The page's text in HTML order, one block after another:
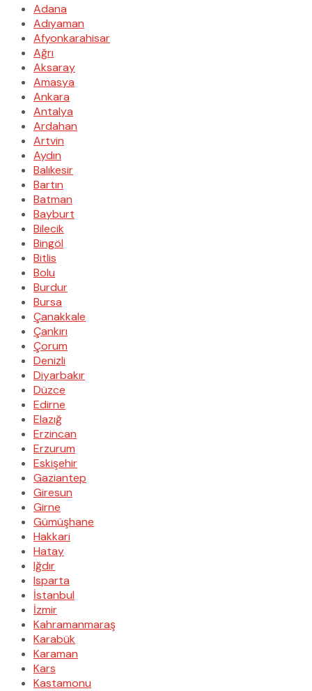
Adana
Adıyaman
Afyonkarahisar
Ağrı
Aksaray
Amasya
Ankara
Antalya
Ardahan
Artvin
Aydın
Balıkesir
Bartın
Batman
Bayburt
Bilecik
Bingöl
Bitlis
Bolu
Burdur
Bursa
Çanakkale
Çankırı
Çorum
Denizli
Diyarbakır
Düzce
Edirne
Elazığ
Erzincan
Erzurum
Eskişehir
Gaziantep
Giresun
Girne
Gümüşhane
Hakkari
Hatay
Iğdır
Isparta
İstanbul
İzmir
Kahramanmaraş
Karabük
Karaman
Kars
Kastamonu